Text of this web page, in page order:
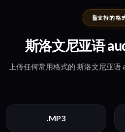
支持的格
斯洛文尼亚语
上传任何常用格式的 斯洛文尼亚语
.MP3